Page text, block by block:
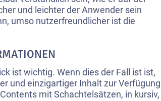
und leichter der Anwender sein
umso nutzerfreundlicher ist die
ist wichtig. Wenn dies der Fall ist ist,
und einzigartiger Inhalt zur Verfügung
mit Schachtelsätzen, in kursiv,